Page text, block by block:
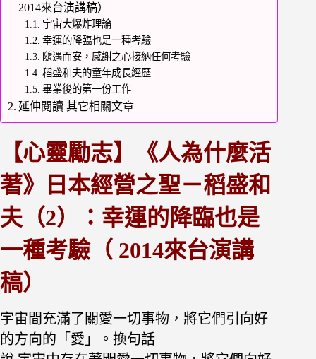
2014來台演講稿）
宇宙大爆炸理論
幸運的降臨也是一種考驗
隨遇而安，感謝之心接納任何考驗
稻盛和夫的童年成長經歷
畢業後的第一份工作
延伸閱讀 其它相關文章
【心靈勵志】《人為什麼活
著》日本經營之聖－稻盛和
夫（2）：幸運的降臨也是
一種考驗（ 2014來台演講
稿）
宇宙間充滿了關愛一切事物，將它們引向好
的方向的「愛」。換句話